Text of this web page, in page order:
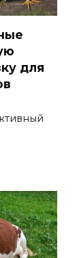
для